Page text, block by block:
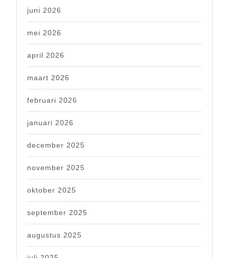
juni 2026
mei 2026
april 2026
maart 2026
februari 2026
januari 2026
december 2025
november 2025
oktober 2025
september 2025
augustus 2025